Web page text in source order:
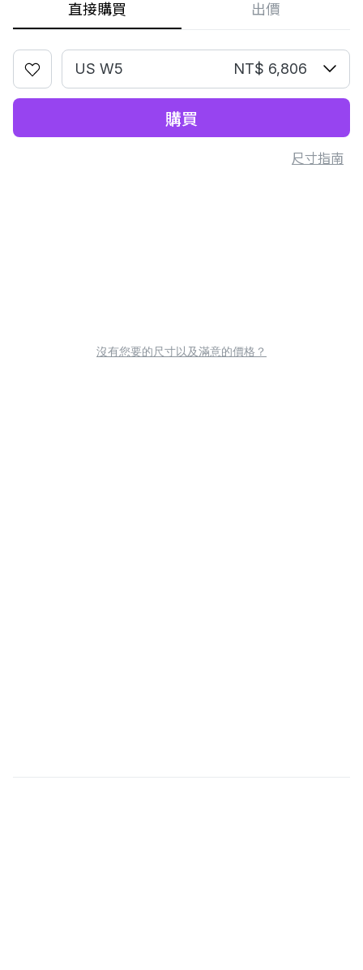
直接購買 出價
US W5 NT$ 6,806
購買
尺寸指南
沒有您要的尺寸以及滿意的價格？